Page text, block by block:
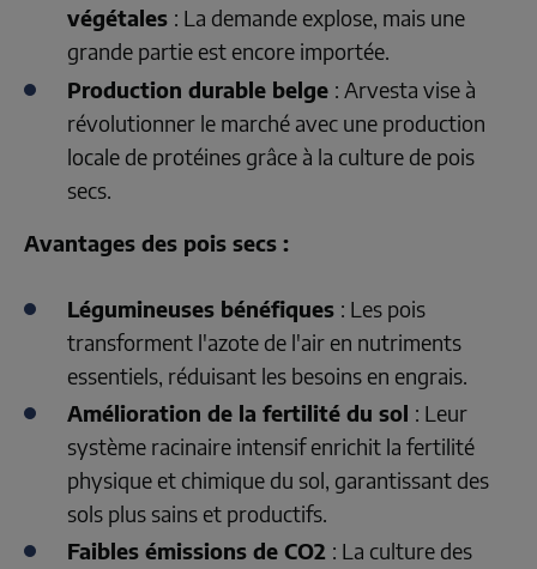
végétales : La demande explose, mais une
grande partie est encore importée.
Production durable belge : Arvesta vise à
révolutionner le marché avec une production
locale de protéines grâce à la culture de pois
secs.
Avantages des pois secs :
Légumineuses bénéfiques : Les pois
transforment l'azote de l'air en nutriments
essentiels, réduisant les besoins en engrais.
Amélioration de la fertilité du sol : Leur
système racinaire intensif enrichit la fertilité
physique et chimique du sol, garantissant des
sols plus sains et productifs.
Faibles émissions de CO2 : La culture des